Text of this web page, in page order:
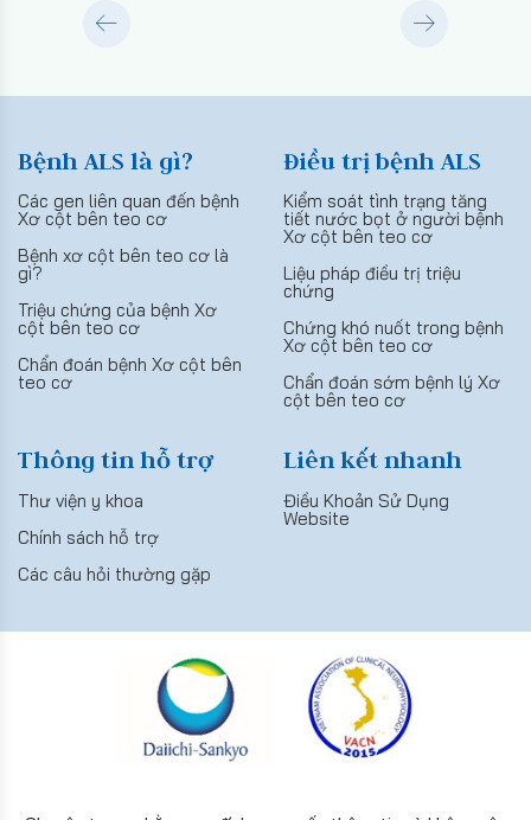
Bệnh ALS là gì?
Các gen liên quan đến bệnh
Xơ cột bên teo cơ
Bệnh xơ cột bên teo cơ là
gì?
Triệu chứng của bệnh Xơ
cột bên teo cơ
Chẩn đoán bệnh Xơ cột bên
teo cơ
Điều trị bệnh ALS
Kiểm soát tình trạng tăng
tiết nước bọt ở người bệnh
Xơ cột bên teo cơ
Liệu pháp điều trị triệu
chứng
Chứng khó nuốt trong bệnh
Xơ cột bên teo cơ
Chẩn đoán sớm bệnh lý Xơ
cột bên teo cơ
Thông tin hỗ trợ
Thư viện y khoa
Chính sách hỗ trợ
Các câu hỏi thường gặp
Liên kết nhanh
Điều Khoản Sử Dụng
Website